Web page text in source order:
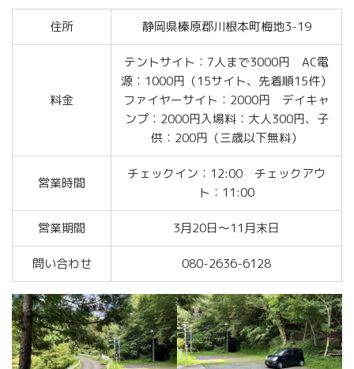
住所 静岡県榛原郡川根本町梅地3-19
料金
テントサイト：7人まで3000円 AC電
源：1000円（15サイト、先着順15件）
ファイヤーサイト：2000円 デイキャ
ンプ：2000円入場料：大人300円、子
供：200円（三歳以下無料）
営業時間
チェックイン：12:00 チェックアウ
ト：11:00
営業期間 3月20日～11月末日
問い合わせ 080-2636-6128